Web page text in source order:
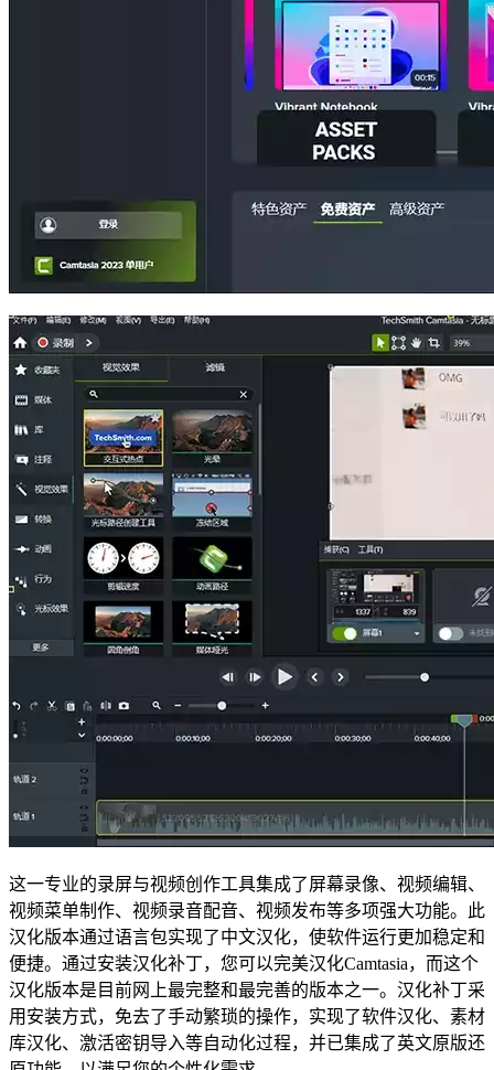
这一专业的录屏与视频创作工具集成了屏幕录像、视频编辑、
视频菜单制作、视频录音配音、视频发布等多项强大功能。此
汉化版本通过语言包实现了中文汉化，使软件运行更加稳定和
便捷。通过安装汉化补丁，您可以完美汉化Camtasia，而这个
汉化版本是目前网上最完整和最完善的版本之一。汉化补丁采
用安装方式，免去了手动繁琐的操作，实现了软件汉化、素材
库汉化、激活密钥导入等自动化过程，并已集成了英文原版还